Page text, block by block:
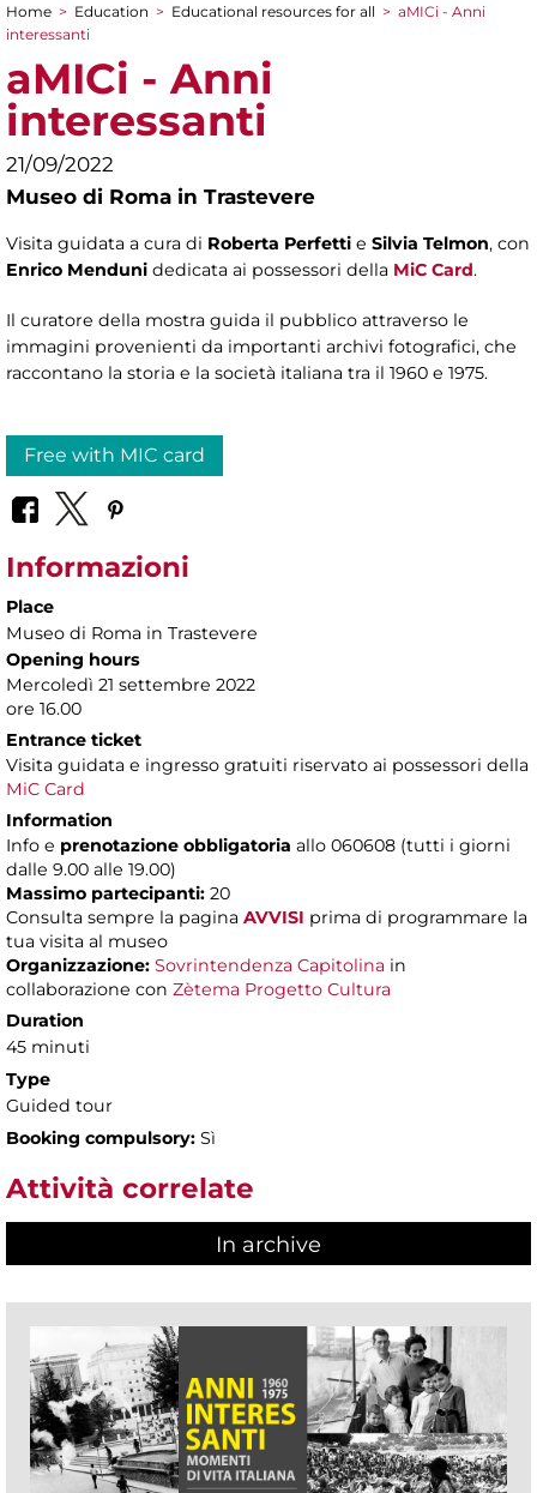
You are here
Home > Education > Educational resources for all > aMICi - Anni
interessanti
aMICi - Anni
interessanti
21/09/2022
Museo di Roma in Trastevere
Visita guidata a cura di Roberta Perfetti e Silvia Telmon, con
Enrico Menduni dedicata ai possessori della MiC Card.
Il curatore della mostra guida il pubblico attraverso le
immagini provenienti da importanti archivi fotografici, che
raccontano la storia e la società italiana tra il 1960 e 1975.
Free with MIC card
Informazioni
Place
Museo di Roma in Trastevere
Opening hours
Mercoledì 21 settembre 2022
ore 16.00
Entrance ticket
Visita guidata e ingresso gratuiti riservato ai possessori della
MiC Card
Information
Info e prenotazione obbligatoria allo 060608 (tutti i giorni
dalle 9.00 alle 19.00)
Massimo partecipanti: 20
Consulta sempre la pagina AVVISI prima di programmare la
tua visita al museo
Organizzazione: Sovrintendenza Capitolina in
collaborazione con Zètema Progetto Cultura
Duration
45 minuti
Type
Guided tour
Booking compulsory: Sì
Attività correlate
In archive